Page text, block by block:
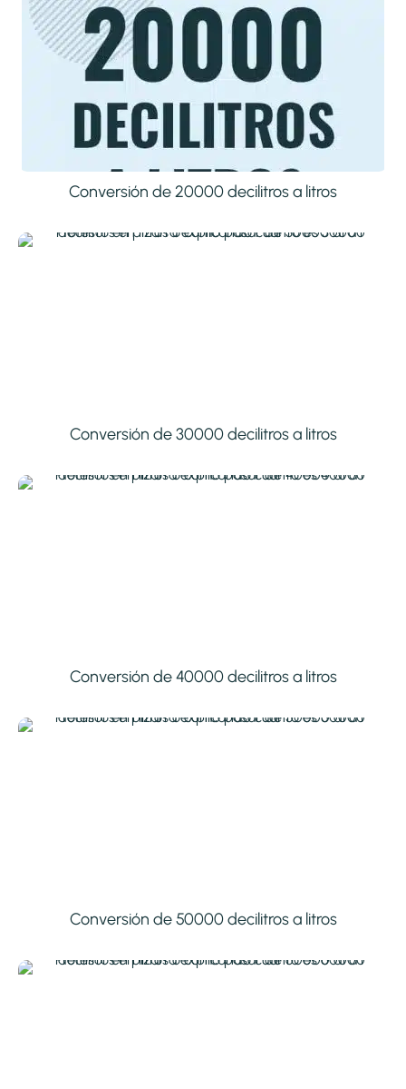
Conversión de 20000 decilitros a litros
Conversión de 30000 decilitros a litros
Conversión de 40000 decilitros a litros
Conversión de 50000 decilitros a litros